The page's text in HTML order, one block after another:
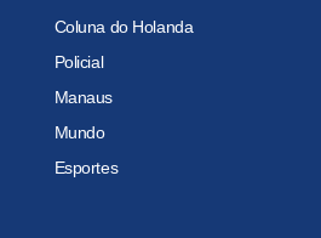
Coluna do Holanda
Policial
Manaus
Mundo
Esportes